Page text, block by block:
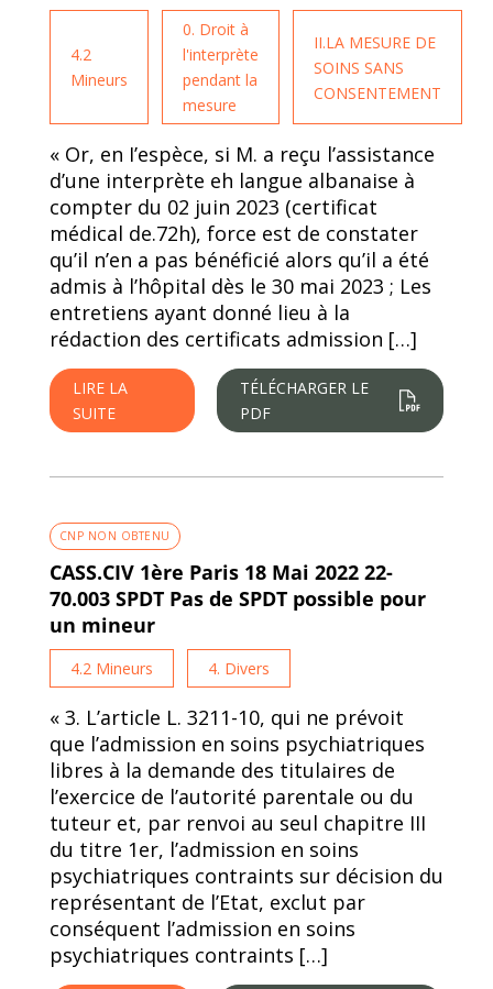
4.2
Mineurs
0. Droit à
l'interprète
pendant la
mesure
II.LA MESURE DE
SOINS SANS
CONSENTEMENT
« Or, en I’espèce, si M. a reçu l’assistance
d’une interprète eh langue albanaise à
compter du 02 juin 2023 (certificat
médical de.72h), force est de constater
qu’il n’en a pas bénéficié alors qu’il a été
admis à l’hôpital dès le 30 mai 2023 ; Les
entretiens ayant donné lieu à la
rédaction des certificats admission […]
LIRE LA
SUITE
TÉLÉCHARGER LE
PDF
CNP NON OBTENU
CASS.CIV 1ère Paris 18 Mai 2022 22-
70.003 SPDT Pas de SPDT possible pour
un mineur
4.2 Mineurs 4. Divers
« 3. L’article L. 3211-10, qui ne prévoit
que l’admission en soins psychiatriques
libres à la demande des titulaires de
l’exercice de l’autorité parentale ou du
tuteur et, par renvoi au seul chapitre III
du titre 1er, l’admission en soins
psychiatriques contraints sur décision du
représentant de l’Etat, exclut par
conséquent l’admission en soins
psychiatriques contraints […]